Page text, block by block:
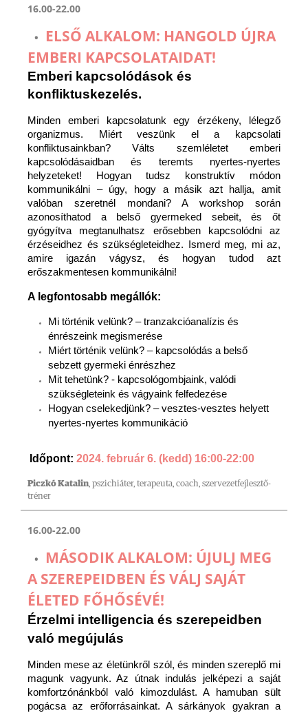
16.00-22.00
ELSŐ ALKALOM: HANGOLD ÚJRA
EMBERI KAPCSOLATAIDAT!
Emberi kapcsolódások és
konfliktuskezelés.
Minden emberi kapcsolatunk egy érzékeny, lélegző
organizmus. Miért veszünk el a kapcsolati
konfliktusainkban? Válts szemléletet emberi
kapcsolódásaidban és teremts nyertes-nyertes
helyzeteket! Hogyan tudsz konstruktív módon
kommunikálni – úgy, hogy a másik azt hallja, amit
valóban szeretnél mondani? A workshop során
azonosíthatod a belső gyermeked sebeit, és őt
gyógyítva megtanulhatsz erősebben kapcsolódni az
érzéseidhez és szükségleteidhez. Ismerd meg, mi az,
amire igazán vágysz, és hogyan tudod azt
erőszakmentesen kommunikálni!
A legfontosabb megállók:
Mi történik velünk? – tranzakcióanalízis és
énrészeink megismerése
Miért történik velünk? – kapcsolódás a belső
sebzett gyermeki énrészhez
Mit tehetünk? - kapcsológombjaink, valódi
szükségleteink és vágyaink felfedezése
Hogyan cselekedjünk? – vesztes-vesztes helyett
nyertes-nyertes kommunikáció
Időpont: 2024. február 6. (kedd) 16:00-22:00
Piczkó Katalin, pszichiáter, terapeuta, coach, szervezetfejlesztő-
tréner
16.00-22.00
MÁSODIK ALKALOM: ÚJULJ MEG
A SZEREPEIDBEN ÉS VÁLJ SAJÁT
ÉLETED FŐHŐSÉVÉ!
Érzelmi intelligencia és szerepeidben
való megújulás
Minden mese az életünkről szól, és minden szereplő mi
magunk vagyunk. Az útnak indulás jelképezi a saját
komfortzónánkból való kimozdulást. A hamuban sült
pogácsa az erőforrásainkat. A sárkányok gyakran a